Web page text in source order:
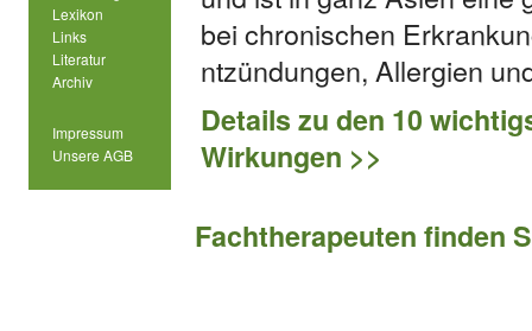
Lexikon
Links
Literatur
Archiv
Impressum
Unsere AGB
bei chronischen
ntzündungen, Allergien
Details zu den 10
Wirkungen >>
Fachtherapeuten finden